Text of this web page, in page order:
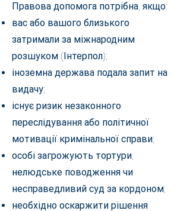
Правова допомога потрібна, якщо:
вас або вашого близького
затримали за міжнародним
розшуком (Інтерпол);
іноземна держава подала запит на
видачу;
існує ризик незаконного
переслідування або політичної
мотивації кримінальної справи;
особі загрожують тортури,
нелюдське поводження чи
несправедливий суд за кордоном;
необхідно оскаржити рішення